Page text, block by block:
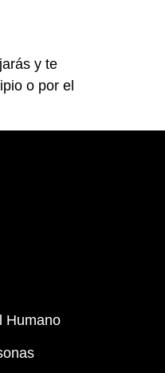
y te
o por el
Humano